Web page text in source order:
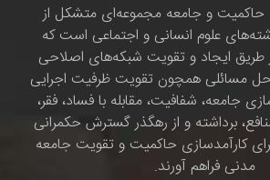
حاکمیت و جامعه مجموعه‌ای متشکل از
علوم انسانی و اجتماعی است که
طریق ایجاد و تقویت شبکه‌های اصلاحی
حل مسائلی همچون تقویت ظرفیت اجرایی
جامعه، شفافیت، مقابله با فساد، فقر،
برداشته و از رهگذر گسترش حکمرانی
کارآمدسازی حاکمیت و تقویت جامعه
مدنی فراهم آورند.